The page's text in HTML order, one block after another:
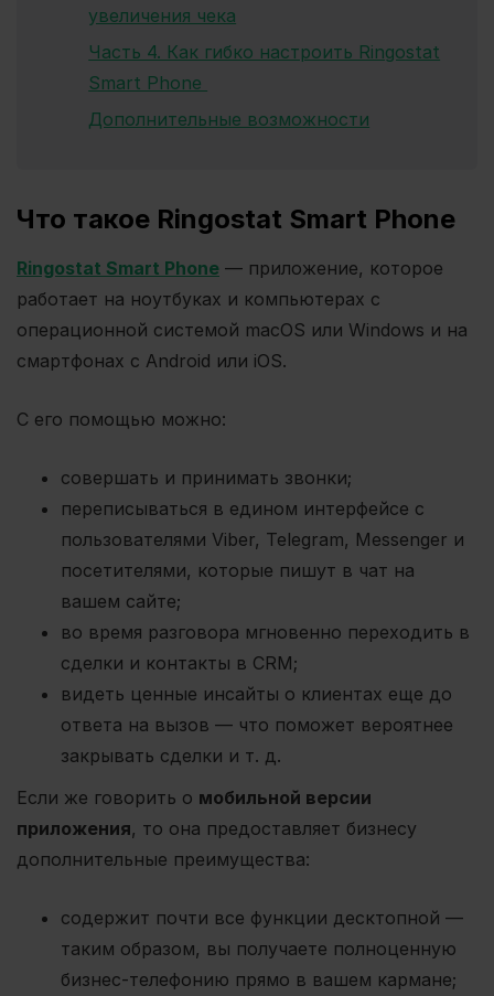
увеличения чека
Часть 4. Как гибко настроить Ringostat
Smart Phone
Дополнительные возможности
Что такое Ringostat Smart Phone
Ringostat Smart Phone — приложение, которое
работает на ноутбуках и компьютерах с
операционной системой macOS или Windows и на
смартфонах с Android или iOS.
С его помощью можно:
совершать и принимать звонки;
переписываться в едином интерфейсе с
пользователями Viber, Telegram, Messenger и
посетителями, которые пишут в чат на
вашем сайте;
во время разговора мгновенно переходить в
сделки и контакты в CRM;
видеть ценные инсайты о клиентах еще до
ответа на вызов — что поможет вероятнее
закрывать сделки и т. д.
Если же говорить о мобильной версии
приложения, то она предоставляет бизнесу
дополнительные преимущества:
содержит почти все функции десктопной —
таким образом, вы получаете полноценную
бизнес-телефонию прямо в вашем кармане;